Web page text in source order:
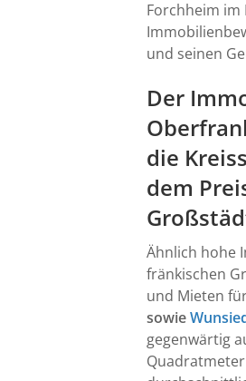
Forchheim
und seinen
Der
die
dem
Ähnlich hohe
fränkischen
und Mieten
sowie
gegenwärtig